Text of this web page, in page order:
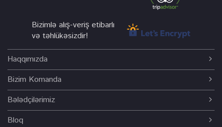
Bizimlə alış-veriş etibarlı
və təhlükəsizdir!
Haqqımızda
Bizim Komanda
Bələdçilərimiz
Bloq